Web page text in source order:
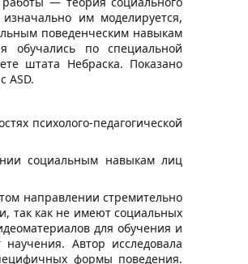
им моделируется,
поведенческим навыкам
обучались по специальной
штата Небраска. Показано
ASD.
психолого-педагогической
социальным навыкам лиц
направлении стремительно
так как не имеют социальных
для обучения и
Автор исследовала
формы поведения.